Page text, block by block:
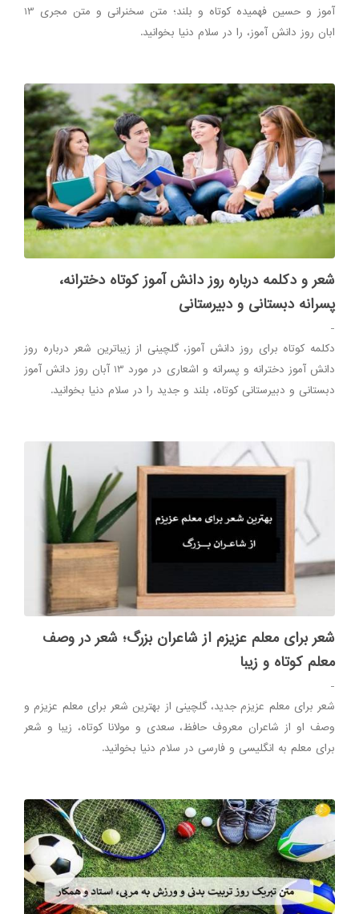
آموز و حسین فهمیده کوتاه و بلند؛ متن سخنرانی و متن مجری 13
ابان روز دانش آموز، را در سلام دنیا بخوانید.
شعر و دکلمه درباره روز دانش آموز کوتاه دخترانه،
پسرانه دبستانی و دبیرستانی
-
دکلمه کوتاه برای روز دانش آموز، گلچینی از زیباترین شعر درباره روز
دانش آموز دخترانه و پسرانه و اشعاری در مورد 13 آبان روز دانش آموز
دبستانی و دبیرستانی کوتاه، بلند و جدید را در سلام دنیا بخوانید.
شعر برای معلم عزیزم از شاعران بزرگ؛ شعر در وصف
معلم کوتاه و زیبا
-
شعر برای معلم عزیزم جدید، گلچینی از بهترین شعر برای معلم عزیزم و
وصف او از شاعران معروف حافظ، سعدی و مولانا کوتاه، زیبا و شعر
برای معلم به انگلیسی و فارسی در سلام دنیا بخوانید.